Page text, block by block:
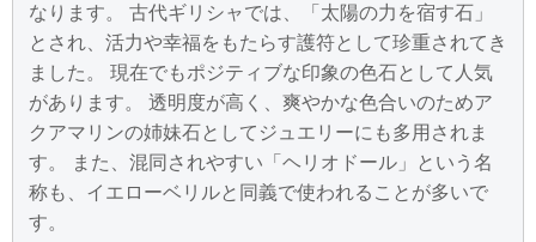
なります。 古代ギリシャでは、「太陽の力を宿す石」
とされ、活力や幸福をもたらす護符として珍重されてき
ました。 現在でもポジティブな印象の色石として人気
があります。 透明度が高く、爽やかな色合いのためア
クアマリンの姉妹石としてジュエリーにも多用されま
す。 また、混同されやすい「ヘリオドール」という名
称も、イエローベリルと同義で使われることが多いで
す。